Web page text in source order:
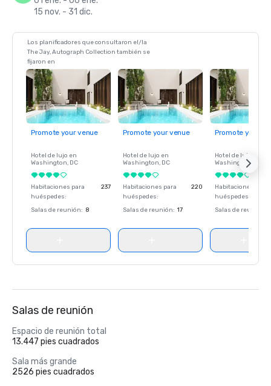
15 nov. - 31 dic.
Los planificadores que consultaron el/la
The Jay, Autograph Collection también se
fijaron en
Promote your venue
Hotel de lujo en
Washington, DC
Habitaciones para
huéspedes:
237
Salas de reunión: 8
Promote your venue
Hotel de lujo en
Washington, DC
Habitaciones para
huéspedes:
220
Salas de reunión: 17
Promote your
Hotel de lujo en
Washington
Habitaciones para
huéspedes
Salas de reunión
Salas de reunión
Espacio de reunión total
13.447 pies cuadrados
Sala más grande
2526 pies cuadrados